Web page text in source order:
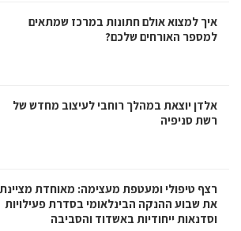
איך למצוא אולם חתונות במרכז שמתאים
למספר האורחים שלכם?
אלדן יוצאת במהלך רוחבי לעיצוב מחדש של
רשת סניפיה
רצף טיפולי ומעטפת מעצימה: מאוחדת מציינת
את שבוע ההנקה הבינלאומי בסדרת פעילויות
וסדנאות ייחודיות באשדוד והסביבה